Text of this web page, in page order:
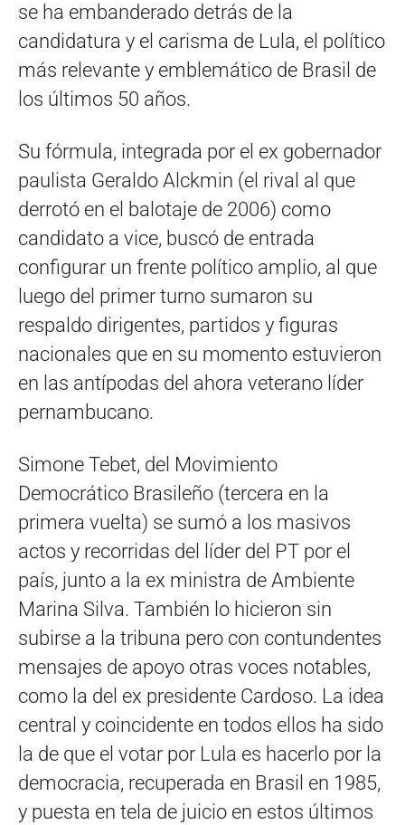
se ha embanderado detrás de la
candidatura y el carisma de Lula, el político
más relevante y emblemático de Brasil de
los últimos 50 años.
Su fórmula, integrada por el ex gobernador
paulista Geraldo Alckmin (el rival al que
derrotó en el balotaje de 2006) como
candidato a vice, buscó de entrada
configurar un frente político amplio, al que
luego del primer turno sumaron su
respaldo dirigentes, partidos y figuras
nacionales que en su momento estuvieron
en las antípodas del ahora veterano líder
pernambucano.
Simone Tebet, del Movimiento
Democrático Brasileño (tercera en la
primera vuelta) se sumó a los masivos
actos y recorridas del líder del PT por el
país, junto a la ex ministra de Ambiente
Marina Silva. También lo hicieron sin
subirse a la tribuna pero con contundentes
mensajes de apoyo otras voces notables,
como la del ex presidente Cardoso. La idea
central y coincidente en todos ellos ha sido
la de que el votar por Lula es hacerlo por la
democracia, recuperada en Brasil en 1985,
y puesta en tela de juicio en estos últimos